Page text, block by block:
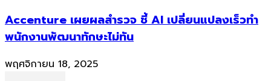
Accenture เผยผลสำรวจ ชี้ AI เปลี่ยนแปลงเร็วทำ
พนักงานพัฒนาทักษะไม่ทัน
พฤศจิกายน 18, 2025